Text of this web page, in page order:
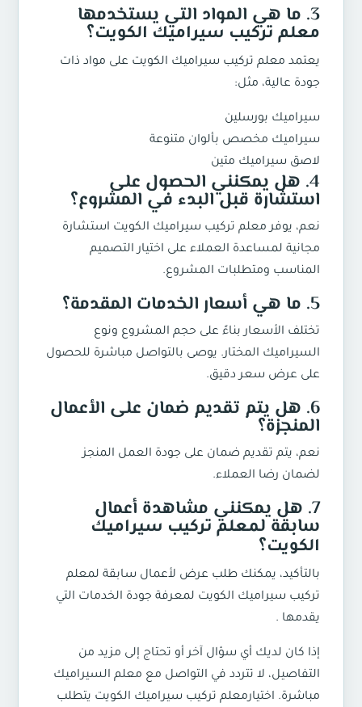
3. ما هي المواد التي يستخدمها
معلم تركيب سيراميك الكويت؟
يعتمد معلم تركيب سيراميك الكويت على مواد ذات
جودة عالية، مثل:
سيراميك بورسلين
سيراميك مخصص بألوان متنوعة
لاصق سيراميك متين
4. هل يمكنني الحصول على
استشارة قبل البدء في المشروع؟
نعم، يوفرمعلم تركيب سيراميك الكويت استشارة
مجانية لمساعدة العملاء على اختيار التصميم
المناسب ومتطلبات المشروع.
5. ما هي أسعار الخدمات المقدمة؟
تختلف الأسعار بناءً على حجم المشروع ونوع
السيراميك المختار. يوصى بالتواصل مباشرة للحصول
على عرض سعر دقيق.
6. هل يتم تقديم ضمان على الأعمال
المنجزة؟
نعم، يتم تقديم ضمان على جودة العمل المنجز
لضمان رضا العملاء.
7. هل يمكنني مشاهدة أعمال
سابقة لمعلم تركيب سيراميك
الكويت؟
بالتأكيد، يمكنك طلب عرض لأعمال سابقة لمعلم
تركيب سيراميك الكويت لمعرفة جودة الخدمات التي
يقدمها .
إذا كان لديك أي سؤال آخر أو تحتاج إلى مزيد من
التفاصيل، لا تتردد في التواصل مع معلم السيراميك
مباشرة. اختيارمعلم تركيب سيراميك الكويت يتطلب